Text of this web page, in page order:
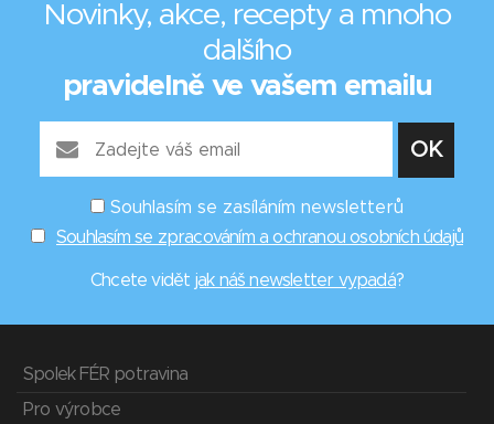
Novinky, akce, recepty a mnoho
dalšího
pravidelně ve vašem emailu
Souhlasím se zasíláním newsletterů
Souhlasím se zpracováním a ochranou osobních údajů
Chcete vidět jak náš newsletter vypadá?
Spolek FÉR potravina
Pro výrobce